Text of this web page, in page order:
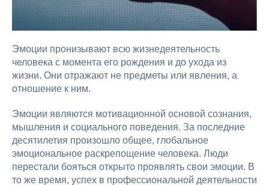
Эмоции пронизывают всю жизнедеятельность
человека с момента его рождения и до ухода из
жизни. Они отражают не предметы или явления, а
отношение к ним.
Эмоции являются мотивационной основой сознания,
мышления и социального поведения. За последние
десятилетия произошло общее, глобальное
эмоциональное раскрепощение человека. Люди
перестали бояться открыто проявлять свои эмоции. В
то же время, успех в профессиональной деятельности